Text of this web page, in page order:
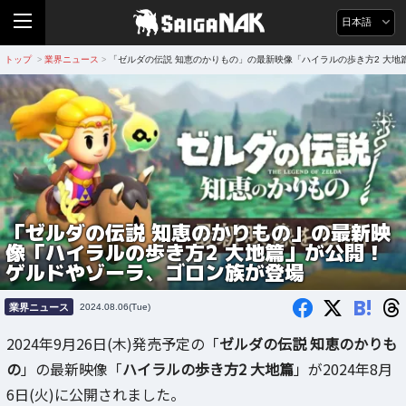
日本語
トップ > 業界ニュース > 「ゼルダの伝説 知恵のかりもの」の最新映像「ハイラルの歩き方2 大
「ゼルダの伝説 知恵のかりもの」の最新映
像「ハイラルの歩き方2 大地篇」が公開！
ゲルドやゾーラ、ゴロン族が登場
業界ニュース 2024.08.06(Tue) B!
2024年9月26日(木)発売予定の「ゼルダの伝説 知恵のかりも
の」の最新映像「ハイラルの歩き方2 大地篇」が2024年8月
6日(火)に公開されました。